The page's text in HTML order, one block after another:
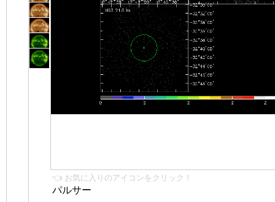
👈 お気に入りのアイコンをクリック！
パルサー